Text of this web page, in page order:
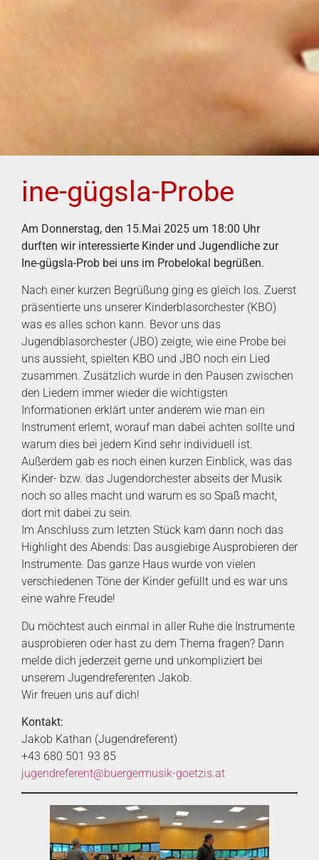
ine-gügsla-Probe
Am Donnerstag, den 15.Mai 2025 um 18:00 Uhr
durften wir interessierte Kinder und Jugendliche zur
Ine-gügsla-Prob bei uns im Probelokal begrüßen.
Nach einer kurzen Begrüßung ging es gleich los. Zuerst
präsentierte uns unserer Kinderblasorchester (KBO)
was es alles schon kann. Bevor uns das
Jugendblasorchester (JBO) zeigte, wie eine Probe bei
uns aussieht, spielten KBO und JBO noch ein Lied
zusammen. Zusätzlich wurde in den Pausen zwischen
den Liedern immer wieder die wichtigsten
Informationen erklärt unter anderem wie man ein
Instrument erlernt, worauf man dabei achten sollte und
warum dies bei jedem Kind sehr individuell ist.
Außerdem gab es noch einen kurzen Einblick, was das
Kinder- bzw. das Jugendorchester abseits der Musik
noch so alles macht und warum es so Spaß macht,
dort mit dabei zu sein.
Im Anschluss zum letzten Stück kam dann noch das
Highlight des Abends: Das ausgiebige Ausprobieren der
Instrumente. Das ganze Haus wurde von vielen
verschiedenen Töne der Kinder gefüllt und es war uns
eine wahre Freude!
Du möchtest auch einmal in aller Ruhe die Instrumente
ausprobieren oder hast zu dem Thema fragen? Dann
melde dich jederzeit gerne und unkompliziert bei
unserem Jugendreferenten Jakob.
Wir freuen uns auf dich!
Kontakt:
Jakob Kathan (Jugendreferent)
+43 680 501 93 85
jugendreferent@buergermusik-goetzis.at